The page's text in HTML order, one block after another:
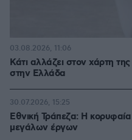
Κάτι αλλάζει στον χάρτη
στην Ελλάδα
03.08.2026, 11:06
Εθνική Τράπεζα: Η
μεγάλων έργων
30.07.2026, 15:25